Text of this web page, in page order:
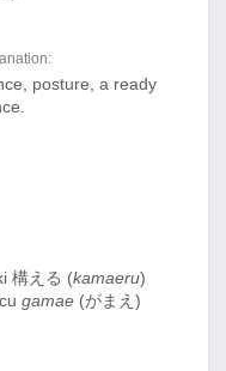
posture, a ready
構える (kamaeru)
gamae (がまえ)